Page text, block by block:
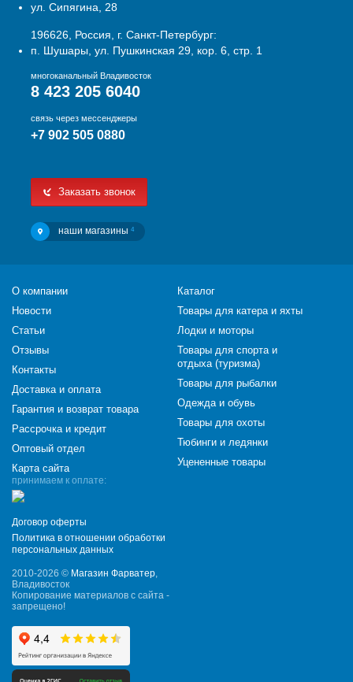
ул. Сипягина, 28
196626, Россия, г. Санкт-Петербург:
п. Шушары, ул. Пушкинская 29, кор. 6, стр. 1
многоканальный Владивосток
8 423 205 6040
связь через мессенджеры
+7 902 505 0880
Заказать звонок
наши магазины 4
принимаем к оплате:
Договор оферты
Политика в отношении обработки
персональных данных
2010-2026 © Магазин Фарватер,
Владивосток
Копирование материалов с сайта -
запрещено!
О компании
Новости
Статьи
Отзывы
Контакты
Доставка и оплата
Гарантия и возврат товара
Рассрочка и кредит
Оптовый отдел
Карта сайта
Каталог
Товары для катера и яхты
Лодки и моторы
Товары для спорта и
отдыха (туризма)
Товары для рыбалки
Одежда и обувь
Товары для охоты
Тюбинги и ледянки
Уцененные товары